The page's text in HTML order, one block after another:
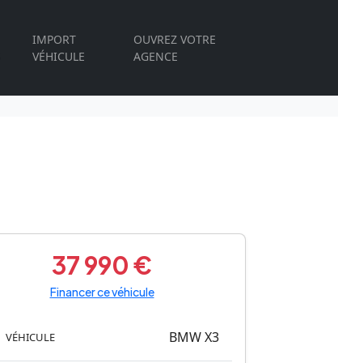
IMPORT
VÉHICULE
OUVREZ VOTRE
AGENCE
37 990 €
Financer ce véhicule
VÉHICULE BMW X3